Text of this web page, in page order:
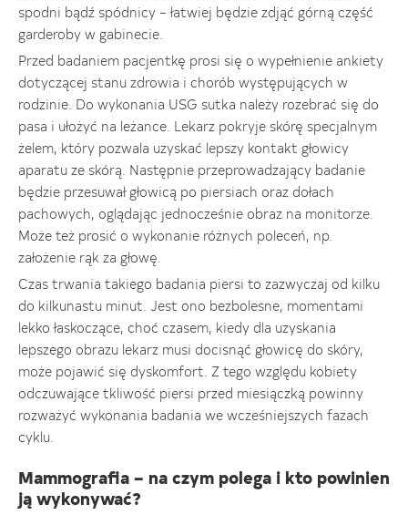
spodni bądź spódnicy – łatwiej będzie zdjąć górną część
garderoby w gabinecie.
Przed badaniem pacjentkę prosi się o wypełnienie ankiety
dotyczącej stanu zdrowia i chorób występujących w
rodzinie. Do wykonania USG sutka należy rozebrać się do
pasa i ułożyć na leżance. Lekarz pokryje skórę specjalnym
żelem, który pozwala uzyskać lepszy kontakt głowicy
aparatu ze skórą. Następnie przeprowadzający badanie
będzie przesuwał głowicą po piersiach oraz dołach
pachowych, oglądając jednocześnie obraz na monitorze.
Może też prosić o wykonanie różnych poleceń, np.
założenie rąk za głowę.
Czas trwania takiego badania piersi to zazwyczaj od kilku
do kilkunastu minut. Jest ono bezbolesne, momentami
lekko łaskoczące, choć czasem, kiedy dla uzyskania
lepszego obrazu lekarz musi docisnąć głowicę do skóry,
może pojawić się dyskomfort. Z tego względu kobiety
odczuwające tkliwość piersi przed miesiączką powinny
rozważyć wykonania badania we wcześniejszych fazach
cyklu.
Mammografia – na czym polega i kto powinien
ją wykonywać?